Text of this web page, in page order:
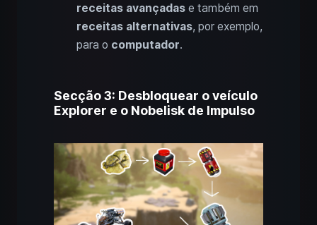
receitas avançadas e também em
receitas alternativas, por exemplo,
para o computador.
Secção 3: Desbloquear o veículo
Explorer e o Nobelisk de Impulso